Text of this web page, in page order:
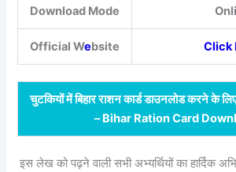
Download Mode
Official Website Click
चुटकियों में बिहार राशन कार्ड डाउनलोड करने के
– Bihar Ration Card
इस लेख को पढ़ने वाली सभी अभ्यर्थियों का हार्दिक